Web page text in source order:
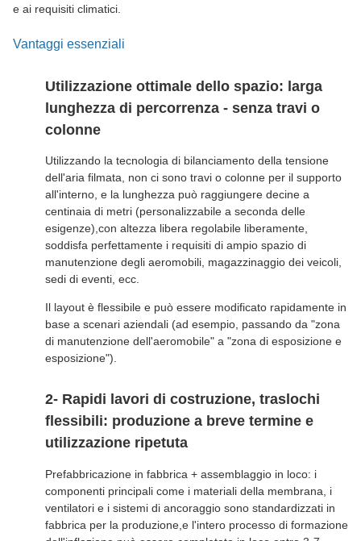
e ai requisiti climatici.
Vantaggi essenziali
Utilizzazione ottimale dello spazio: larga
lunghezza di percorrenza - senza travi o
colonne
Utilizzando la tecnologia di bilanciamento della tensione
dell'aria filmata, non ci sono travi o colonne per il supporto
all'interno, e la lunghezza può raggiungere decine a
centinaia di metri (personalizzabile a seconda delle
esigenze),con altezza libera regolabile liberamente,
soddisfa perfettamente i requisiti di ampio spazio di
manutenzione degli aeromobili, magazzinaggio dei veicoli,
sedi di eventi, ecc.
Il layout è flessibile e può essere modificato rapidamente in
base a scenari aziendali (ad esempio, passando da "zona
di manutenzione dell'aeromobile" a "zona di esposizione e
esposizione").
2- Rapidi lavori di costruzione, traslochi
flessibili: produzione a breve termine e
utilizzazione ripetuta
Prefabbricazione in fabbrica + assemblaggio in loco: i
componenti principali come i materiali della membrana, i
ventilatori e i sistemi di ancoraggio sono standardizzati in
fabbrica per la produzione,e l'intero processo di formazione